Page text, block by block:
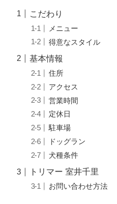
こだわり
メニュー
得意なスタイル
基本情報
住所
アクセス
営業時間
定休日
駐車場
ドッグラン
犬種条件
トリマー 室井千里
お問い合わせ方法